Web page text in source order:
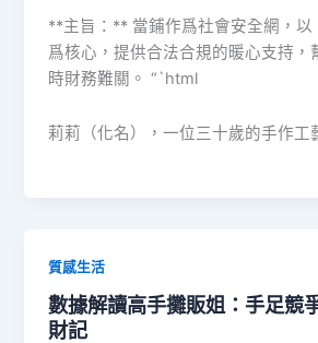
**主旨：** 當鋪作爲社會安全網，以
爲核心，提供合法合規的暖心支持，
時財務難關。 “`html
莉莉（化名），一位三十歲的手作工
質感生活
數據解讀高手攤販姐：手足競
財記